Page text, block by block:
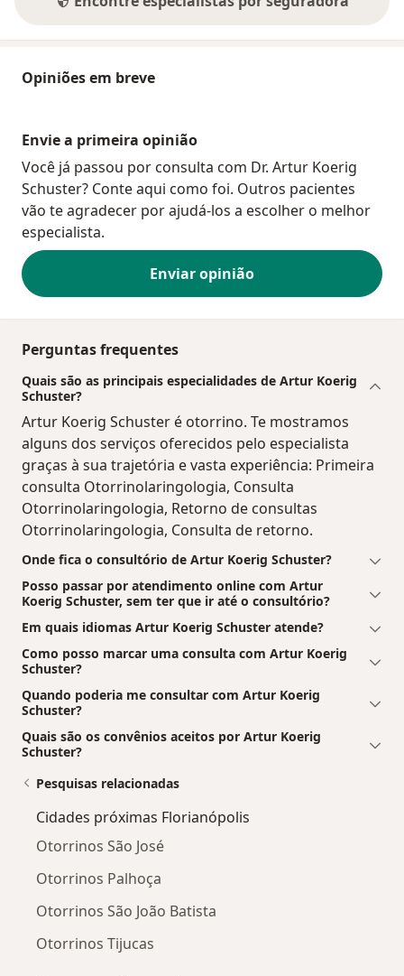
Opiniões em breve
Envie a primeira opinião
Você já passou por consulta com Dr. Artur Koerig
Schuster? Conte aqui como foi. Outros pacientes
vão te agradecer por ajudá-los a escolher o melhor
especialista.
Enviar opinião
Perguntas frequentes
Quais são as principais especialidades de Artur Koerig
Schuster?
Artur Koerig Schuster é otorrino. Te mostramos
alguns dos serviços oferecidos pelo especialista
graças à sua trajetória e vasta experiência: Primeira
consulta Otorrinolaringologia, Consulta
Otorrinolaringologia, Retorno de consultas
Otorrinolaringologia, Consulta de retorno.
Onde fica o consultório de Artur Koerig Schuster?
Posso passar por atendimento online com Artur
Koerig Schuster, sem ter que ir até o consultório?
Em quais idiomas Artur Koerig Schuster atende?
Como posso marcar uma consulta com Artur Koerig
Schuster?
Quando poderia me consultar com Artur Koerig
Schuster?
Quais são os convênios aceitos por Artur Koerig
Schuster?
Pesquisas relacionadas
Cidades próximas Florianópolis
Otorrinos São José
Otorrinos Palhoça
Otorrinos São João Batista
Otorrinos Tijucas